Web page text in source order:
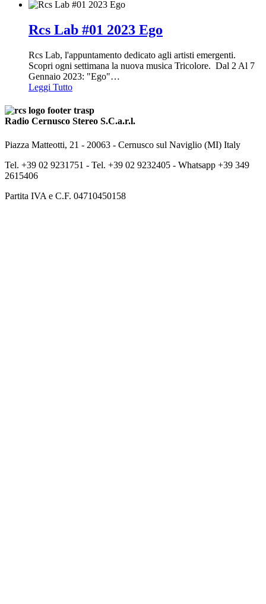
Rcs Lab #01 2023 Ego
Rcs Lab, l'appuntamento dedicato agli artisti emergenti.
Scopri ogni settimana la nuova musica Tricolore. Dal 2 Al 7
Gennaio 2023: "Ego"…
Leggi Tutto
Radio Cernusco Stereo S.C.a.r.l.
Piazza Matteotti, 21 - 20063 - Cernusco sul Naviglio (MI) Italy
Tel. +39 02 9231751 - Tel. +39 02 9232405 - Whatsapp +39 349
2615406
Partita IVA e C.F. 04710450158